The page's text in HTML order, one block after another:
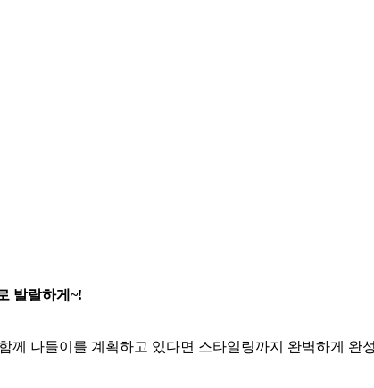
발랄하게~!
나들이를 계획하고 있다면 스타일링까지 완벽하게 완